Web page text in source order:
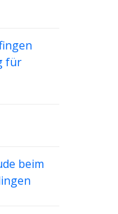
für
beim